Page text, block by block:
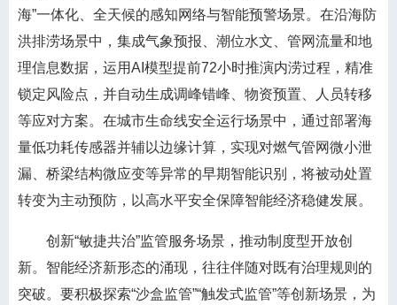
海”一体化、全天候的感知网络与智能预警场景。在沿海防
洪排涝场景中，集成气象预报、潮位水文、管网流量和地
理信息数据，运用AI模型提前72小时推演内涝过程，精准
锁定风险点，并自动生成调峰错峰、物资预置、人员转移
等应对方案。在城市生命线安全运行场景中，通过部署海
量低功耗传感器并辅以边缘计算，实现对燃气管网微小泄
漏、桥梁结构微应变等异常的早期智能识别，将被动处置
转变为主动预防，以高水平安全保障智能经济稳健发展。
创新“敏捷共治”监管服务场景，推动制度型开放创
新。智能经济新形态的涌现，往往伴随对既有治理规则的
突破。要积极探索“沙盒监管”“触发式监管”等创新场景，为